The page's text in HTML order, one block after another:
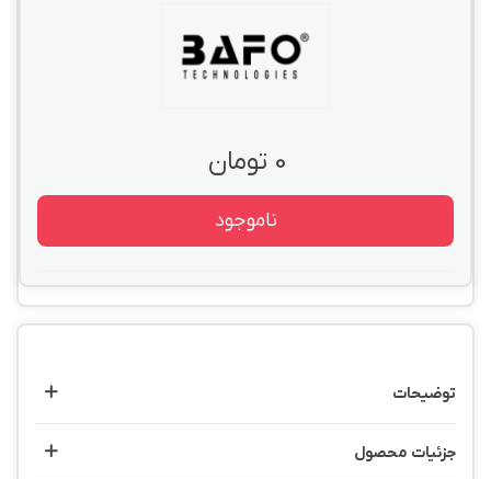
0 تومان
ناموجود
توضیحات
جزئیات محصول